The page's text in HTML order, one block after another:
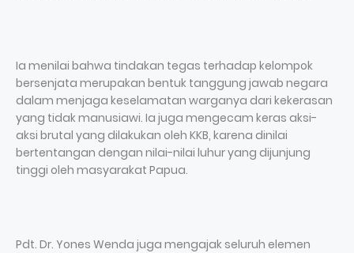
Ia menilai bahwa tindakan tegas terhadap kelompok
bersenjata merupakan bentuk tanggung jawab negara
dalam menjaga keselamatan warganya dari kekerasan
yang tidak manusiawi. Ia juga mengecam keras aksi-
aksi brutal yang dilakukan oleh KKB, karena dinilai
bertentangan dengan nilai-nilai luhur yang dijunjung
tinggi oleh masyarakat Papua.
Pdt. Dr. Yones Wenda juga mengajak seluruh elemen